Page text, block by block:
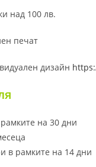
над 100 лв.
печат
дизайн
на 30 дни
в рамките на 14 дни